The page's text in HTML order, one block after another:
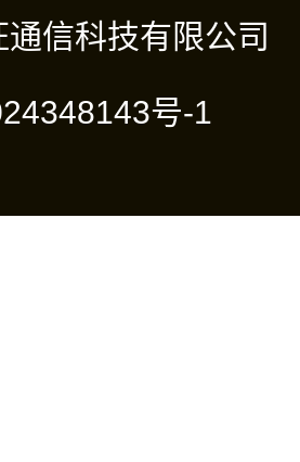
信科技有限公司
号-1